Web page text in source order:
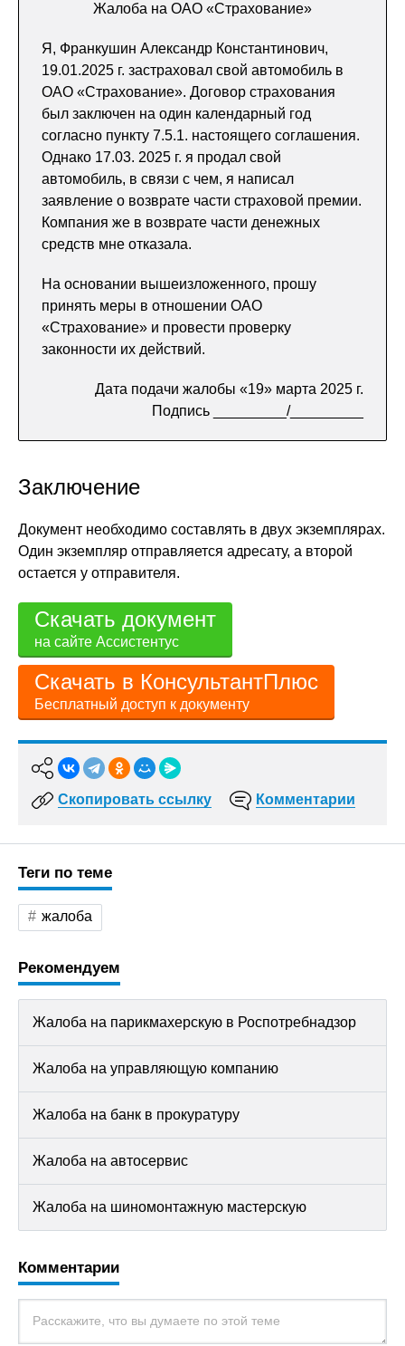
Жалоба на ОАО «Страхование»
Я, Франкушин Александр Константинович,
19.01.2025 г. застраховал свой автомобиль в
ОАО «Страхование». Договор страхования
был заключен на один календарный год
согласно пункту 7.5.1. настоящего соглашения.
Однако 17.03. 2025 г. я продал свой
автомобиль, в связи с чем, я написал
заявление о возврате части страховой премии.
Компания же в возврате части денежных
средств мне отказала.
На основании вышеизложенного, прошу
принять меры в отношении ОАО
«Страхование» и провести проверку
законности их действий.
Дата подачи жалобы «19» марта 2025 г.
Подпись _________/_________
Заключение
Документ необходимо составлять в двух экземплярах.
Один экземпляр отправляется адресату, а второй
остается у отправителя.
Скачать документ
на сайте Ассистентус
Скачать в КонсультантПлюс
Бесплатный доступ к документу
Скопировать ссылку Комментарии
Теги по теме
жалоба
Рекомендуем
Жалоба на парикмахерскую в Роспотребнадзор
Жалоба на управляющую компанию
Жалоба на банк в прокуратуру
Жалоба на автосервис
Жалоба на шиномонтажную мастерскую
Комментарии